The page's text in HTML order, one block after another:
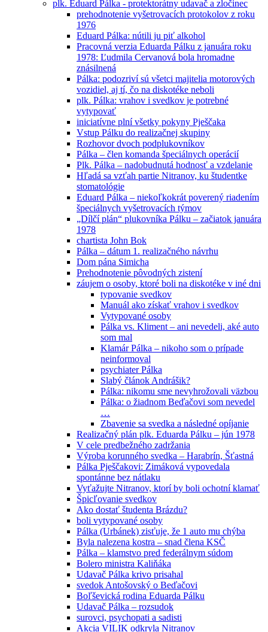
plk. Eduard Pálka - protektorátny udavač a zločinec
prehodnotenie vyšetrovacích protokolov z roku
1976
Eduard Pálka: nútili ju piť alkohol
Pracovná verzia Eduarda Pálku z januára roku
1978: Ľudmila Cervanová bola hromadne
znásilnená
Pálka: podozriví sú všetci majitelia motorových
vozidiel, aj tí, čo na diskotéke neboli
plk. Pálka: vrahov i svedkov je potrebné
vytypovať
iniciatívne plní všetky pokyny Pješčaka
Vstup Pálku do realizačnej skupiny
Rozhovor dvoch podplukovníkov
Pálka – člen komanda špeciálnych operácií
Plk. Pálka – nadobudnutá hodnosť a vzdelanie
Hľadá sa vzťah partie Nitranov, ku študentke
stomatológie
Eduard Pálka – niekoľkokrát poverený riadením
špeciálnych vyšetrovacích týmov
„Dílčí plán“ plukovníka Pálku – začiatok januára
1978
chartista John Bok
Pálka – dátum 1. realizačného návrhu
Dom pána Simicha
Prehodnotenie pôvodných zistení
záujem o osoby, ktoré boli na diskotéke v iné dni
typovanie svedkov
Manuál ako získať vrahov i svedkov
Vytypované osoby
Pálka vs. Kliment – ani nevedeli, aké auto
som mal
Klamár Pálka – nikoho som o prípade
neinformoval
psychiater Pálka
Slabý článok Andrášik?
Pálka: nikomu sme nevyhrožovali väzbou
Pálka: o žiadnom Beďačovi som nevedel
…
Zbavenie sa svedka a následné opíjanie
Realizačný plán plk. Eduarda Pálku – jún 1978
V cele predbežného zadržania
Výroba korunného svedka – Harabrín, Šťastná
Pálka Pješčakovi: Zimáková vypovedala
spontánne bez nátlaku
Vyťažujte Nitranov, ktorí by boli ochotní klamať
Špicľovanie svedkov
Ako dostať študenta Brázdu?
boli vytypované osoby
Pálka (Urbánek) zisťuje, že 1 auto mu chýba
Byla nalezena kostra – snad člena KSČ
Pálka – klamstvo pred federálnym súdom
Bolero ministra Kaliňáka
Udavač Pálka krivo prisahal
svedok Antošovský o Beďačovi
Boľševická rodina Eduarda Pálku
Udavač Pálka – rozsudok
surovci, psychopati a sadisti
Akcia VILIK odkryla Nitranov